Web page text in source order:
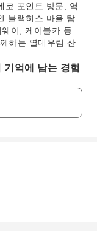
코 포인트 방문, 역
블랙히스 마을 탐
이, 케이블카 등
하는 열대우림 산
억에 남는 경험
한 물류 덕분에 기
름다운 자연 경관,
짜릿한 놀이기구
여행이 가능한